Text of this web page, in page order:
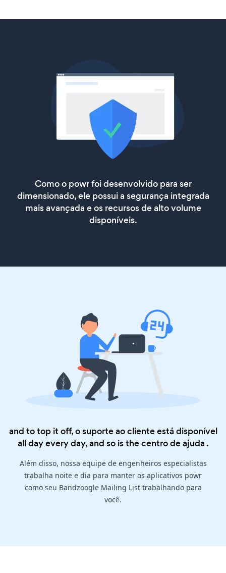
Como o powr foi desenvolvido para ser
dimensionado, ele possui a segurança integrada
mais avançada e os recursos de alto volume
disponíveis.
and to top it off, o suporte ao cliente está disponível
all day every day, and so is thecentro de ajuda .
Além disso, nossa equipe de engenheiros especialistas
trabalha noite e dia para manter os aplicativos powr
como seu Bandzoogle Mailing List trabalhando para
você.